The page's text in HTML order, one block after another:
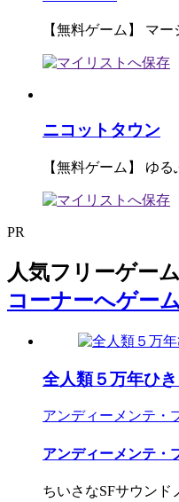
【無料ゲーム】 マ
ニコットタウン
【無料ゲーム】 ゆる
PR
人気フリーゲー
コーナーへゲー
全人類５万年ひき
アンディーメンテ・
アンディーメンテ・
ちいさなSFサウンド